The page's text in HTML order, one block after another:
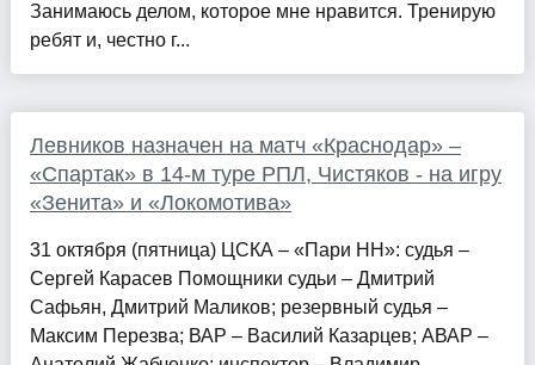
Занимаюсь делом, которое мне нравится. Тренирую
ребят и, честно г...
Левников назначен на матч «Краснодар» –
«Спартак» в 14-м туре РПЛ, Чистяков - на игру
«Зенита» и «Локомотива»
31 октября (пятница) ЦСКА – «Пари НН»: судья –
Сергей Карасев Помощники судьи – Дмитрий
Сафьян, Дмитрий Маликов; резервный судья –
Максим Перезва; ВАР – Василий Казарцев; АВАР –